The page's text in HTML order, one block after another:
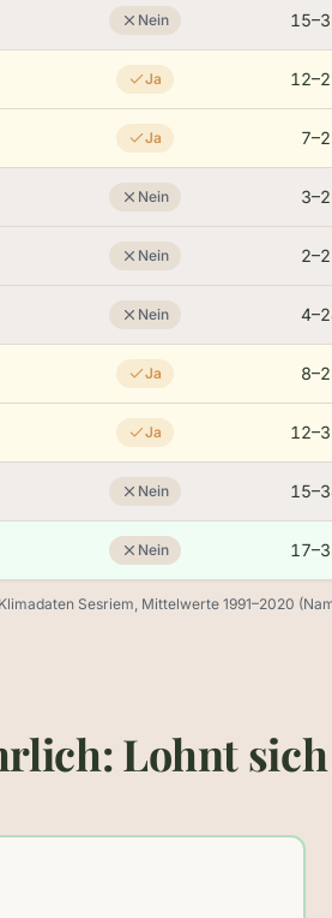
Nein
Ja
Ja
Nein
Nein
Nein
Ja
Ja
Nein
Nein
Klimadaten Sesriem, Mittelwerte 1991–2020
Lohnt